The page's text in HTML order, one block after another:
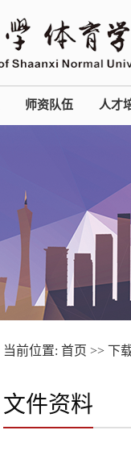
师资队伍 人才
当前位置: 首页 >> 下
文件资料